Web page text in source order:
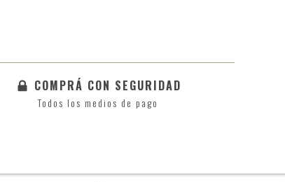
COMPRÁ CON SEGURIDAD
Todos los medios de pago